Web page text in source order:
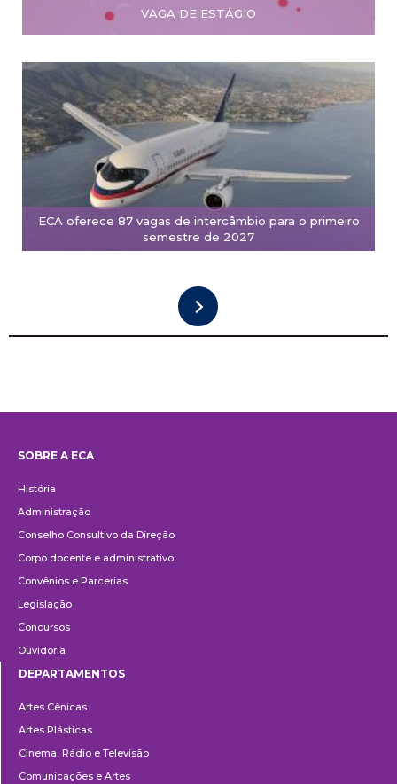
VAGA DE ESTÁGIO
ECA oferece 87 vagas de intercâmbio para o primeiro
semestre de 2027
SOBRE A ECA
História
Administração
Conselho Consultivo da Direção
Corpo docente e administrativo
Convênios e Parcerias
Legislação
Concursos
Ouvidoria
DEPARTAMENTOS
Artes Cênicas
Artes Plásticas
Cinema, Rádio e Televisão
Comunicações e Artes